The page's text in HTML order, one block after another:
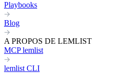
Playbooks
Blog
A PROPOS DE LEMLIST
MCP lemlist
lemlist CLI